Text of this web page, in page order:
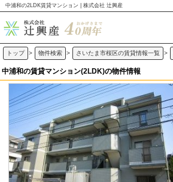
中浦和の2LDK賃貸マンション | 株式会社 辻興産
トップ > 物件検索 > さいたま市桜区の賃貸情報一覧 >
中浦和の賃貸マンション(2LDK)の物件情報